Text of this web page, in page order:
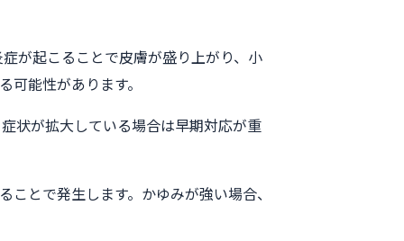
が起こることで皮膚が盛り上がり、小
能性があります。
状が拡大している場合は早期対応が重
とで発生します。かゆみが強い場合、